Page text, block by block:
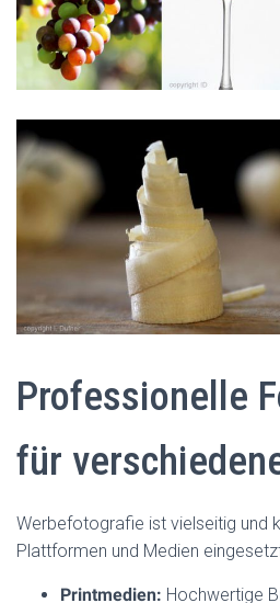
Professionelle
für
Werbefotografie ist vielseitig und
Plattformen und Medien
Printmedien: Hochwertige